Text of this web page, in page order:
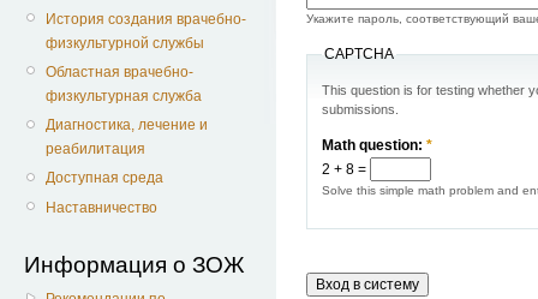
История создания врачебно-
физкультурной службы
Областная врачебно-
физкультурная служба
Диагностика, лечение и
реабилитация
Доступная среда
Наставничество
Информация о ЗОЖ
Укажите пароль, соответствующий
CAPTCHA
This question is for testing whether
submissions.
Math question: *
2 + 8 =
Solve this simple math problem and